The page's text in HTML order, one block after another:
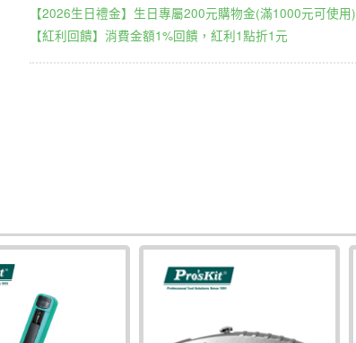
【2026生日禮金】生日專屬200元購物金(滿1000元可使用)
【紅利回饋】消費金額1%回饋，紅利1點折1元